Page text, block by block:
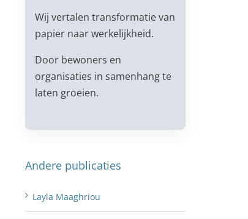
Wij vertalen transformatie van
papier naar werkelijkheid.
Door bewoners en
organisaties in samenhang te
laten groeien.
Andere publicaties
Layla Maaghriou